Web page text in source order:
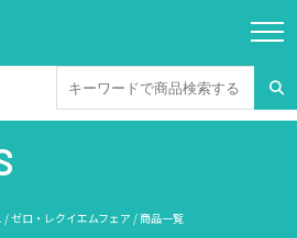
/ ゼロ・レクイエムフェア / 商品一覧